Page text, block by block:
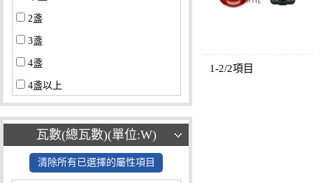
2盞
3盞
4盞
4盞以上
瓦數(總瓦數)(單位:W)
清除所有已選擇的屬性項目
1-2/2項目